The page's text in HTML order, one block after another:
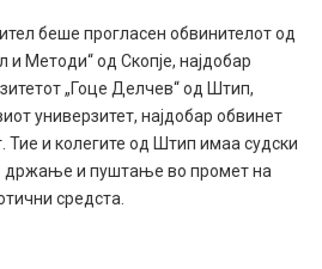
беше прогласен обвинителот од
и Методи“ од Скопје, најдобар
„Гоце Делчев“ од Штип,
универзитет, најдобар обвинет
Тие и колегите од Штип имаа судски
држање и пуштање во промет на
средста.